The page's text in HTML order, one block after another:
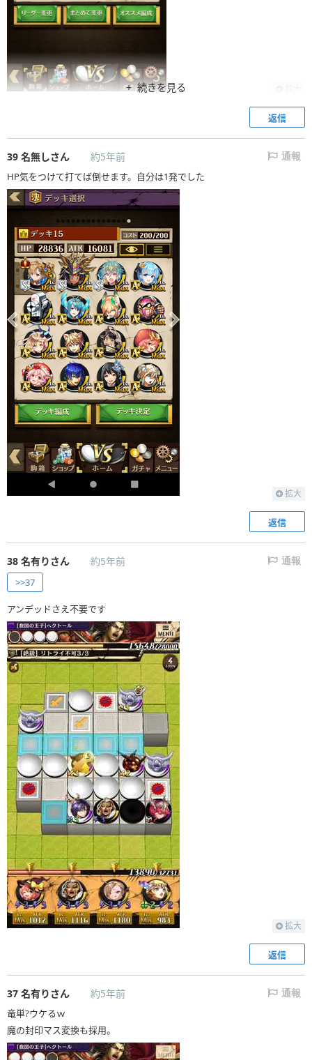
続きを見る
返信
39 名無しさん 約5年前 通報
HP気をつけて打てば倒せます。自分は1発でした
拡大
返信
38 名有りさん 約5年前 通報
>>37
アンデッドさえ不要です
拡大
返信
37 名有りさん 約5年前 通報
竜単?ウケるｗ
魔の封印マス変換も採用。